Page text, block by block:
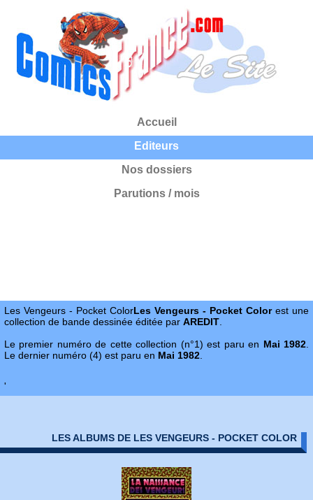
Accueil
Editeurs
Nos dossiers
Parutions / mois
Les Vengeurs - Pocket ColorLes Vengeurs - Pocket Colorest une
collection de bande dessinée éditée par AREDIT
Le premier numéro de cette collection (n°1) est paru en Mai 1982
Le dernier numéro (4) est paru en Mai 1982
'
LES ALBUMS DE LES VENGEURS - POCKET COLOR